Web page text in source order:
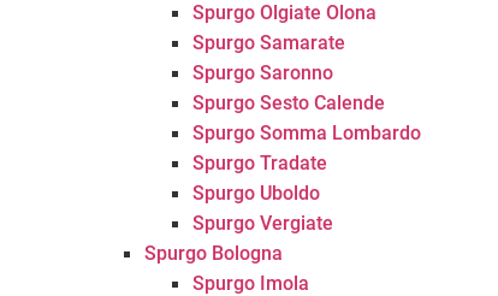
Spurgo Olgiate Olona
Spurgo Samarate
Spurgo Saronno
Spurgo Sesto Calende
Spurgo Somma Lombardo
Spurgo Tradate
Spurgo Uboldo
Spurgo Vergiate
Spurgo Bologna
Spurgo Imola